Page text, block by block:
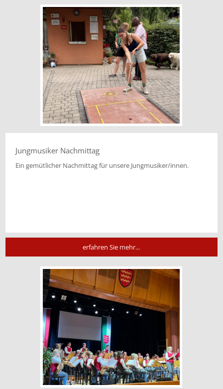
Jungmusiker Nachmittag
Ein gemütlicher Nachmittag für unsere Jungmusiker/innen.
erfahren Sie mehr...